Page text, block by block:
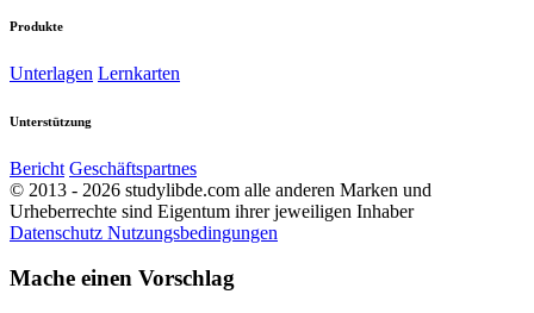
Produkte
Unterlagen Lernkarten
Unterstützung
Bericht Geschäftspartnes
© 2013 - 2026 studylibde.com alle anderen Marken und
Urheberrechte sind Eigentum ihrer jeweiligen Inhaber
Datenschutz Nutzungsbedingungen
Mache einen Vorschlag